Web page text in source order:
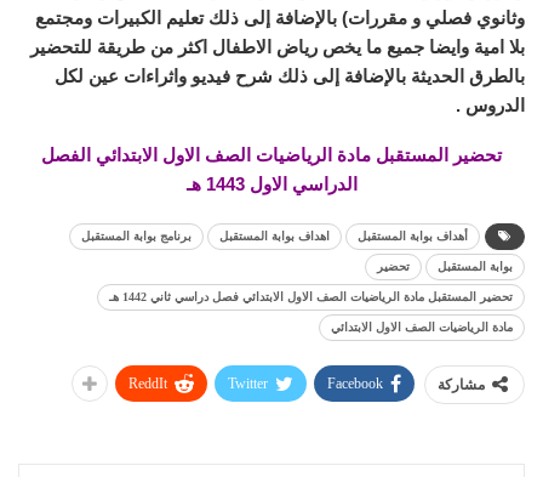
وثانوي فصلي و مقررات) بالإضافة إلى ذلك تعليم الكبيرات ومجتمع
بلا امية وايضا جميع ما يخص رياض الاطفال اكثر من طريقة للتحضير
بالطرق الحديثة بالإضافة إلى ذلك شرح فيديو واثراءات عين لكل
الدروس .
تحضير المستقبل مادة الرياضيات الصف الاول الابتدائي الفصل
الدراسي الاول 1443 هـ
أهداف بوابة المستقبل اهداف بوابة المستقبل برنامج بوابة المستقبل
بوابة المستقبل تحضير
تحضير المستقبل مادة الرياضيات الصف الاول الابتدائي فصل دراسي ثاني 1442 هـ
مادة الرياضيات الصف الاول الابتدائي
مشاركة Facebook
Twitter
ReddIt